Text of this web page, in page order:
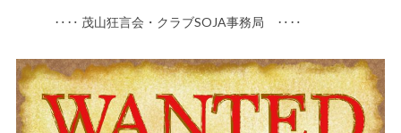
‥‥ 茂山狂言会・クラブSOJA事務局 ‥‥